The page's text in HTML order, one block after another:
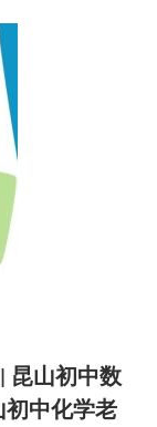
昆山初中数
初中化学老